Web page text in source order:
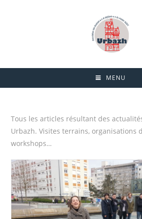
MENU
Tous les articles résultant des
Urbazh. Visites terrains, organisations
workshops…